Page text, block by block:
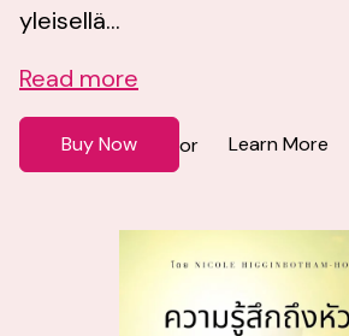
yleisellä...
Read more
Buy Now or Learn More